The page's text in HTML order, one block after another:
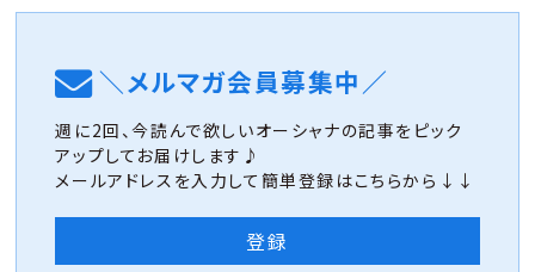
＼メルマガ会員募集中／
週に2回、今読んで欲しいオーシャナの記事をピック
アップしてお届けします♪
メールアドレスを入力して簡単登録はこちらから↓↓
登録